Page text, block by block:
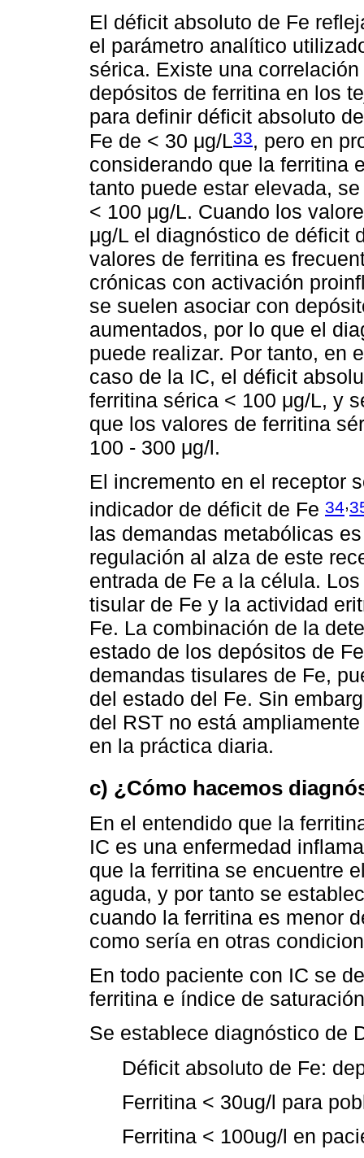
El déficit absoluto de Fe
el parámetro analítico
sérica. Existe una
depósitos de ferritina en los
para definir déficit absoluto
Fe de < 30 μg/L33, pero en
considerando que la ferritina
tanto puede estar elevada,
< 100 μg/L. Cuando los
μg/L el diagnóstico de déficit
valores de ferritina es
crónicas con activación
se suelen asociar con
aumentados, por lo que el
puede realizar. Por tanto, en
caso de la IC, el déficit
ferritina sérica < 100 μg/L, y
que los valores de ferritina
100 - 300 μg/l.
El incremento en el receptor
indicador de déficit de Fe 34,
las demandas metabólicas
regulación al alza de este
entrada de Fe a la célula.
tisular de Fe y la actividad
Fe. La combinación de la
estado de los depósitos de
demandas tisulares de Fe,
del estado del Fe. Sin
del RST no está
en la práctica diaria.
c) ¿Cómo hacemos
En el entendido que la
IC es una enfermedad
que la ferritina se encuentre
aguda, y por tanto se
cuando la ferritina es menor
como sería en otras
En todo paciente con IC se
ferritina e índice de
Se establece diagnóstico de
Déficit absoluto de Fe:
Ferritina < 30ug/l para
Ferritina < 100ug/l en